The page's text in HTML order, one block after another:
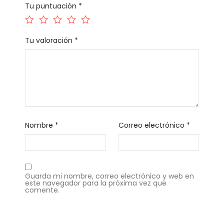
Tu puntuación *
Tu valoración *
Nombre * Correo electrónico *
Guarda mi nombre, correo electrónico y web en
este navegador para la próxima vez que
comente.